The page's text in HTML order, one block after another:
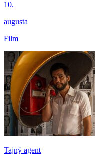
10.
augusta
Film
Tajný agent